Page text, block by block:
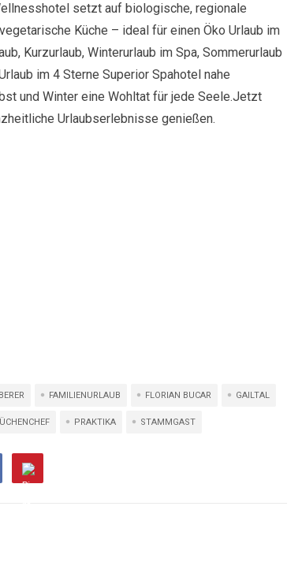
setzt auf biologische, regionale
Küche – ideal für einen Öko Urlaub im
Kurzurlaub, Winterurlaub im Spa, Sommerurlaub
im 4 Sterne Superior Spahotel nahe
und Winter eine Wohltat für jede Seele.Jetzt
Urlaubserlebnisse genießen.
FAMILIENURLAUB FLORIAN BUCAR GAILTAL
PRAKTIKA STAMMGAST